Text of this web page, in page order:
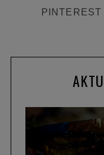
PINTEREST
h
: